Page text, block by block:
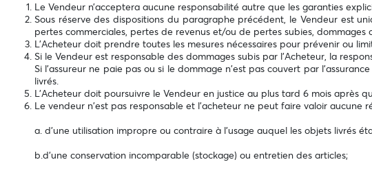
Le Vendeur n’acceptera aucune responsabilité autre que les garanties
Sous réserve des dispositions du paragraphe précédent, le Vendeur est
pertes commerciales, pertes de revenus et/ou de pertes subies,
L’Acheteur doit prendre toutes les mesures nécessaires pour prévenir ou
Si le Vendeur est responsable des dommages subis par l’Acheteur, la
Si l'assureur ne paie pas ou si le dommage n'est pas couvert par
livrés.
L'Acheteur doit poursuivre le Vendeur en justice au plus tard 6 mois après
Le vendeur n'est pas responsable et l'acheteur ne peut faire valoir aucune
a. d’une utilisation impropre ou contraire à l'usage auquel les objets livrés
b.d’une conservation incomparable (stockage) ou entretien des articles;